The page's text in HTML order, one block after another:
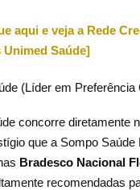
aqui e veja a Rede
Unimed Saúde]
(Líder em Preferência
concorre diretamente
que a Sompo Saúde
Bradesco Nacional
recomendadas